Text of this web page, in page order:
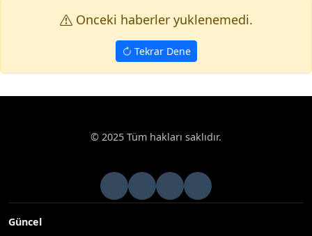
Onceki haberler yuklenemedi.
Tekrar Dene
© 2025 Tüm hakları saklıdır.
Güncel